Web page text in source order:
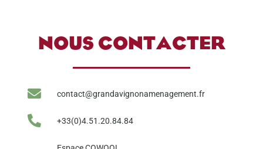
NOUS CONTACTER
contact@grandavignonamenagement.fr
+33(0)4.51.20.84.84